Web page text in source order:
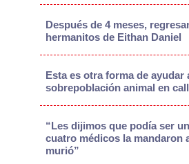
Después de 4 meses,
hermanitos de Eithan Daniel
Esta es otra forma de ayudar
sobrepoblación animal en
“Les dijimos que podía ser
cuatro médicos la mandaron
murió”